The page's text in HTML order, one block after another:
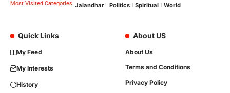
Most Visited Categories Jalandhar Politics Spiritual World
Quick Links
My Feed
My Interests
History
About US
About Us
Terms and Conditions
Privacy Policy